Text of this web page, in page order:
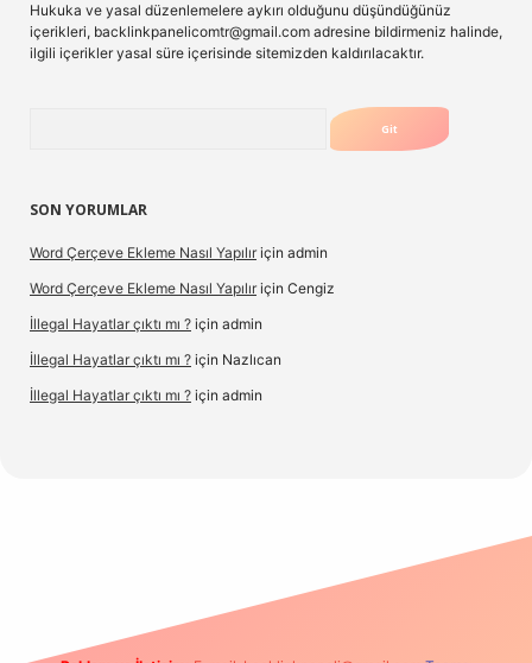
Hukuka ve yasal düzenlemelere aykırı olduğunu düşündüğünüz
içerikleri, backlinkpanelicomtr@gmail.com adresine bildirmeniz halinde,
ilgili içerikler yasal süre içerisinde sitemizden kaldırılacaktır.
SON YORUMLAR
Word Çerçeve Ekleme Nasıl Yapılır için admin
Word Çerçeve Ekleme Nasıl Yapılır için Cengiz
İllegal Hayatlar çıktı mı ? için admin
İllegal Hayatlar çıktı mı ? için Nazlıcan
İllegal Hayatlar çıktı mı ? için admin